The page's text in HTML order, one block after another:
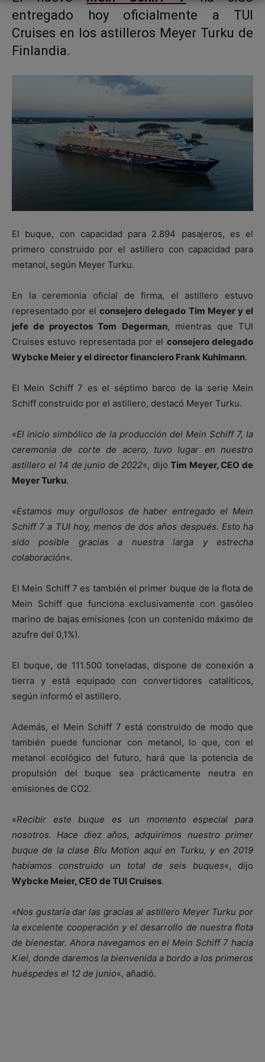
entregado hoy oficialmente a TUI
Cruises en los astilleros Meyer Turku de
Finlandia.
El buque, con capacidad para 2.894 pasajeros, es el
primero construido por el astillero con capacidad para
metanol, según Meyer Turku.
En la ceremonia oficial de firma, el astillero estuvo
representado por el consejero delegado Tim Meyer y el
jefe de proyectos Tom Degerman, mientras que TUI
Cruises estuvo representada por el consejero delegado
Wybcke Meier y el director financiero Frank Kuhlmann.
El Mein Schiff 7 es el séptimo barco de la serie Mein
Schiff construido por el astillero, destacó Meyer Turku.
«El inicio simbólico de la producción del Mein Schiff 7, la
ceremonia de corte de acero, tuvo lugar en nuestro
astillero el 14 de junio de 2022«, dijoTim Meyer, CEO de
Meyer Turku.
«Estamos muy orgullosos de haber entregado el Mein
Schiff 7 a TUI hoy, menos de dos años después. Esto ha
sido posible gracias a nuestra larga y estrecha
colaboración«.
El Mein Schiff 7 es también el primer buque de la flota de
Mein Schiff que funciona exclusivamente con gasóleo
marino de bajas emisiones (con un contenido máximo de
azufre del 0,1%).
El buque, de 111.500 toneladas, dispone de conexión a
tierra y está equipado con convertidores catalíticos,
según informó el astillero.
Además, el Mein Schiff 7 está construido de modo que
también puede funcionar con metanol, lo que, con el
metanol ecológico del futuro, hará que la potencia de
propulsión del buque sea prácticamente neutra en
emisiones de CO2.
«Recibir este buque es un momento especial para
nosotros. Hace diez años, adquirimos nuestro primer
buque de la clase Blu Motion aquí en Turku, y en 2019
habíamos construido un total de seis buques«, dijo
Wybcke Meier, CEO de TUI Cruises.
«Nos gustaría dar las gracias al astillero Meyer Turku por
la excelente cooperación y el desarrollo de nuestra flota
de bienestar. Ahora navegamos en el Mein Schiff 7 hacia
Kiel, donde daremos la bienvenida a bordo a los primeros
huéspedes el 12 de junio«, añadió.